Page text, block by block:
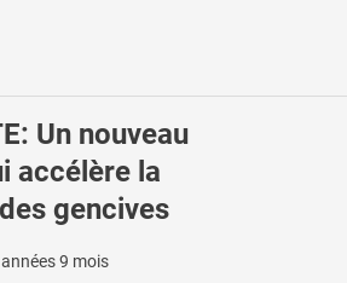
Un nouveau
accélère la
gencives
9 mois